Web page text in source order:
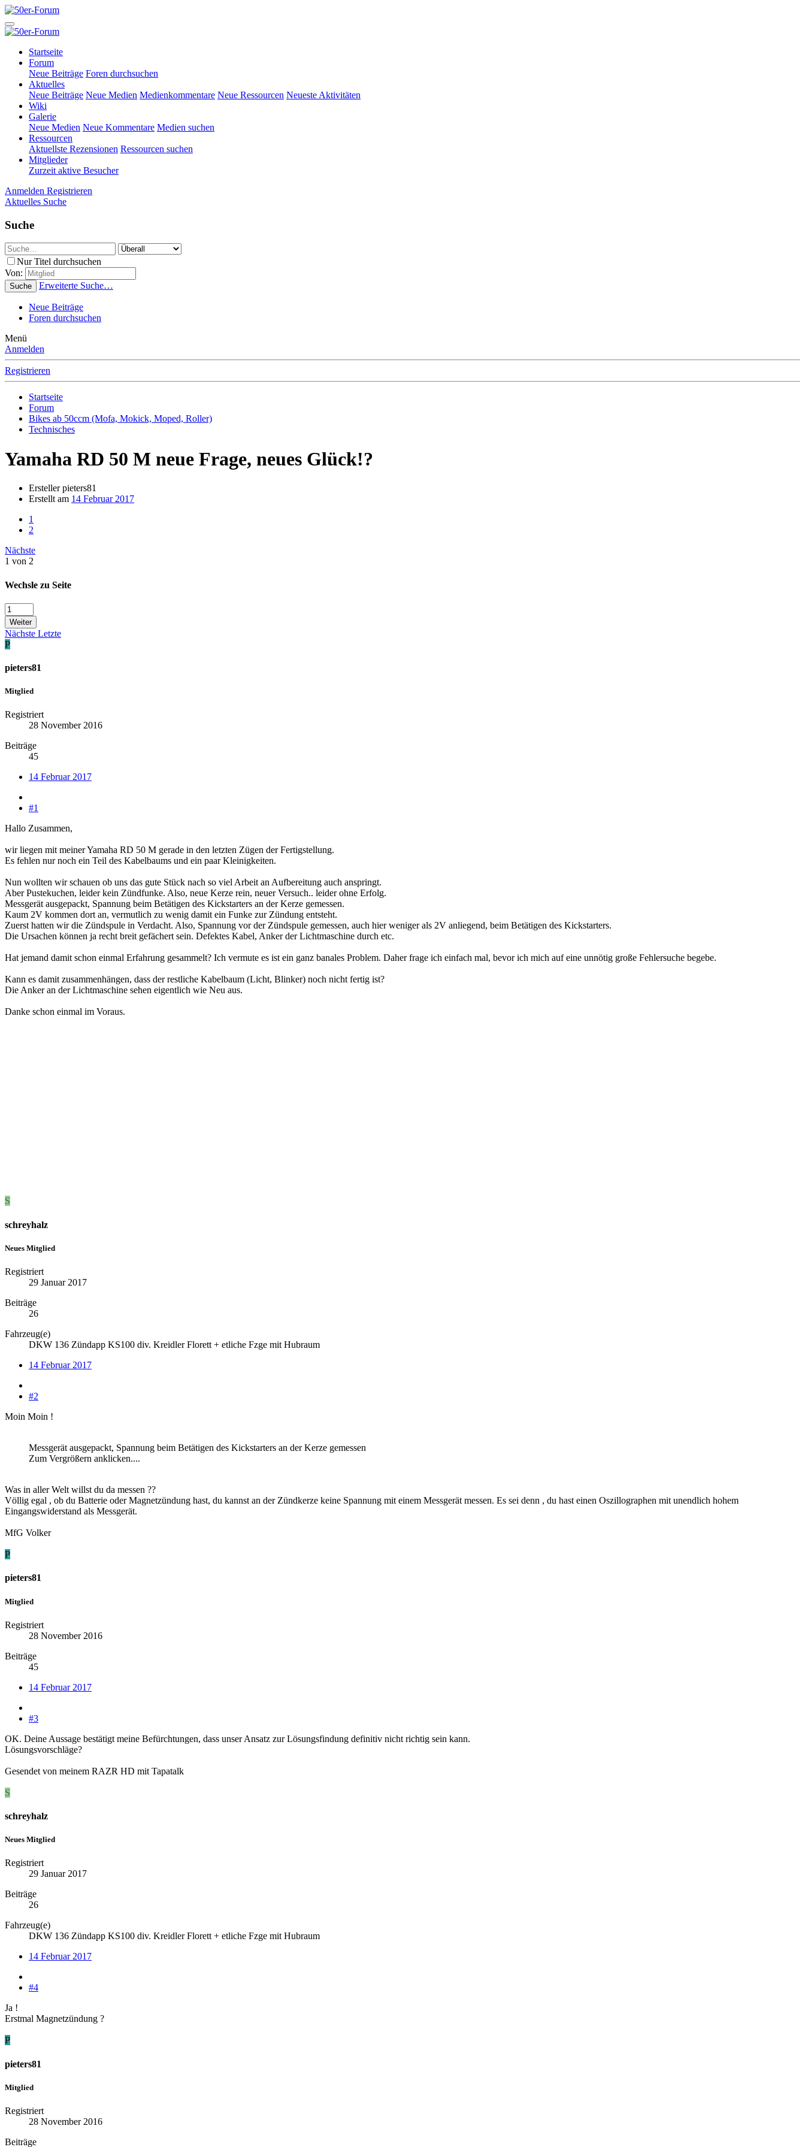
Startseite
Forum
Neue Beiträge Foren durchsuchen
Aktuelles
Neue Beiträge Neue Medien Medienkommentare Neue Ressourcen Neueste Aktivitäten
Wiki
Galerie
Neue Medien Neue Kommentare Medien suchen
Ressourcen
Aktuellste Rezensionen Ressourcen suchen
Mitglieder
Zurzeit aktive Besucher
Anmelden Registrieren
Aktuelles Suche
Suche
Nur Titel durchsuchen
Von:
Suche Erweiterte Suche…
Neue Beiträge
Foren durchsuchen
Menü
Anmelden
Registrieren
Startseite
Forum
Bikes ab 50ccm (Mofa, Mokick, Moped, Roller)
Technisches
Yamaha RD 50 M neue Frage, neues Glück!?
Erstellerpieters81
Erstellt am 14 Februar 2017
1
2
Nächste
1 von 2
Wechsle zu Seite
Weiter
Nächste Letzte
P
pieters81
Mitglied
Registriert
28 November 2016
Beiträge
45
14 Februar 2017
#1
Hallo Zusammen,
wir liegen mit meiner Yamaha RD 50 M gerade in den letzten Zügen der Fertigstellung.
Es fehlen nur noch ein Teil des Kabelbaums und ein paar Kleinigkeiten.
Nun wollten wir schauen ob uns das gute Stück nach so viel Arbeit an Aufbereitung auch anspringt.
Aber Pustekuchen, leider kein Zündfunke. Also, neue Kerze rein, neuer Versuch.. leider ohne Erfolg.
Messgerät ausgepackt, Spannung beim Betätigen des Kickstarters an der Kerze gemessen.
Kaum 2V kommen dort an, vermutlich zu wenig damit ein Funke zur Zündung entsteht.
Zuerst hatten wir die Zündspule in Verdacht. Also, Spannung vor der Zündspule gemessen, auch hier weniger als 2V anliegend, beim Betätigen des Kickstarters.
Die Ursachen können ja recht breit gefächert sein. Defektes Kabel, Anker der Lichtmaschine durch etc.
Hat jemand damit schon einmal Erfahrung gesammelt? Ich vermute es ist ein ganz banales Problem. Daher frage ich einfach mal, bevor ich mich auf eine unnötig große Fehlersuche begebe.
Kann es damit zusammenhängen, dass der restliche Kabelbaum (Licht, Blinker) noch nicht fertig ist?
Die Anker an der Lichtmaschine sehen eigentlich wie Neu aus.
Danke schon einmal im Voraus.
S
schreyhalz
Neues Mitglied
Registriert
29 Januar 2017
Beiträge
26
Fahrzeug(e)
DKW 136 Zündapp KS100 div. Kreidler Florett + etliche Fzge mit Hubraum
14 Februar 2017
#2
Moin Moin !
Messgerät ausgepackt, Spannung beim Betätigen des Kickstarters an der Kerze gemessen
Zum Vergrößern anklicken....
Was in aller Welt willst du da messen ??
Völlig egal , ob du Batterie oder Magnetzündung hast, du kannst an der Zündkerze keine Spannung mit einem Messgerät messen. Es sei denn , du hast einen Oszillographen mit unendlich hohem
Eingangswiderstand als Messgerät.
MfG Volker
P
pieters81
Mitglied
Registriert
28 November 2016
Beiträge
45
14 Februar 2017
#3
OK. Deine Aussage bestätigt meine Befürchtungen, dass unser Ansatz zur Lösungsfindung definitiv nicht richtig sein kann.
Lösungsvorschläge?
Gesendet von meinem RAZR HD mit Tapatalk
S
schreyhalz
Neues Mitglied
Registriert
29 Januar 2017
Beiträge
26
Fahrzeug(e)
DKW 136 Zündapp KS100 div. Kreidler Florett + etliche Fzge mit Hubraum
14 Februar 2017
#4
Ja !
Erstmal Magnetzündung ?
P
pieters81
Mitglied
Registriert
28 November 2016
Beiträge